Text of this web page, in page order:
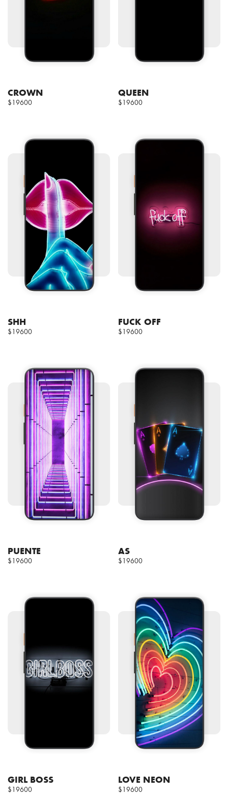
CROWN
$19600
QUEEN
$19600
SHH
$19600
FUCK OFF
$19600
PUENTE
$19600
AS
$19600
GIRL BOSS
$19600
LOVE NEON
$19600